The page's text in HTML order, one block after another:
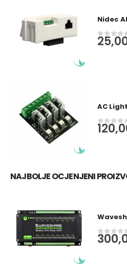
Nidec
0out
AC
out
NAJBOLJE OCJENJENI
0out